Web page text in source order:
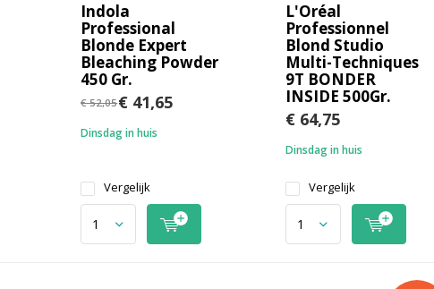
Indola
Professional
Blonde Expert
Bleaching Powder
450 Gr.
€ 52,05€ 41,65
Dinsdag in huis
Vergelijk
L'Oréal
Professionnel
Blond Studio
Multi-Techniques
9T BONDER
INSIDE 500Gr.
€ 64,75
Dinsdag in huis
Vergelijk